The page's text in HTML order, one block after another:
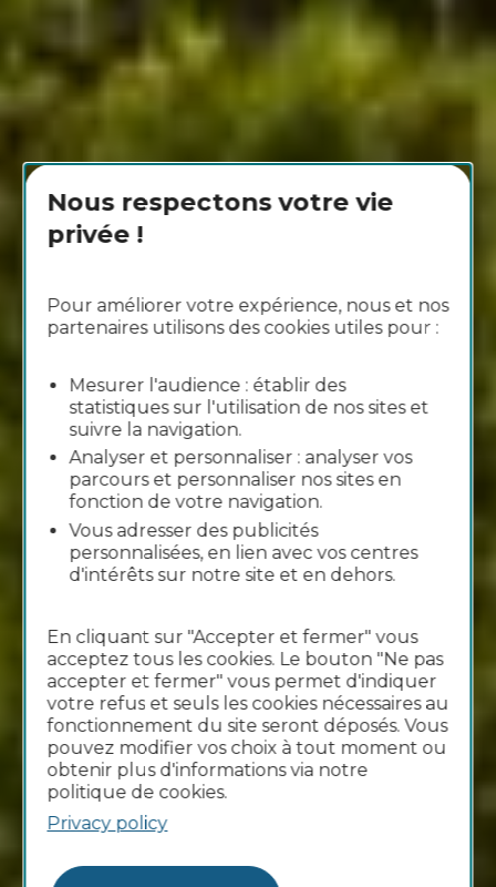
Nous respectons votre vie
privée !
Pour améliorer votre expérience, nous et nos
partenaires utilisons des cookies utiles pour :
Mesurer l'audience : établir des
statistiques sur l'utilisation de nos sites et
suivre la navigation.
Analyser et personnaliser : analyser vos
parcours et personnaliser nos sites en
fonction de votre navigation.
Vous adresser des publicités
personnalisées, en lien avec vos centres
d'intérêts sur notre site et en dehors.
En cliquant sur "Accepter et fermer" vous
acceptez tous les cookies. Le bouton "Ne pas
accepter et fermer" vous permet d'indiquer
votre refus et seuls les cookies nécessaires au
fonctionnement du site seront déposés. Vous
pouvez modifier vos choix à tout moment ou
obtenir plus d'informations via notre
politique de cookies.
Privacy policy